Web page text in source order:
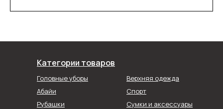
Категории товаров
Головные уборы
Абайи
Рубашки
Спорт
Верхняя одежда
Сумки и аксессуары